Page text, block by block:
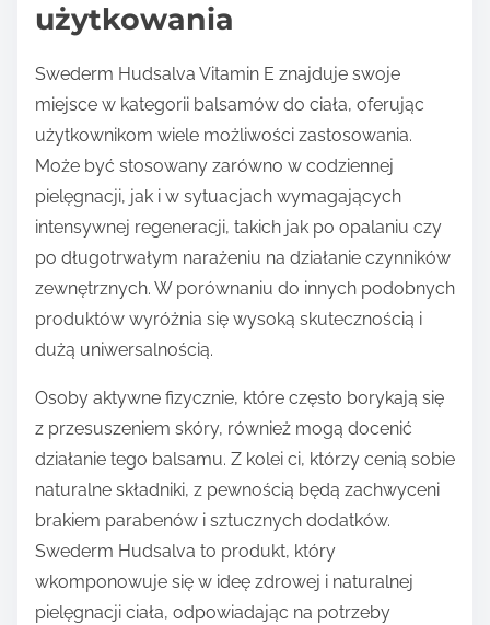
użytkowania
Swederm Hudsalva Vitamin E znajduje swoje
miejsce w kategorii balsamów do ciała, oferując
użytkownikom wiele możliwości zastosowania.
Może być stosowany zarówno w codziennej
pielęgnacji, jak i w sytuacjach wymagających
intensywnej regeneracji, takich jak po opalaniu czy
po długotrwałym narażeniu na działanie czynników
zewnętrznych. W porównaniu do innych podobnych
produktów wyróżnia się wysoką skutecznością i
dużą uniwersalnością.
Osoby aktywne fizycznie, które często borykają się
z przesuszeniem skóry, również mogą docenić
działanie tego balsamu. Z kolei ci, którzy cenią sobie
naturalne składniki, z pewnością będą zachwyceni
brakiem parabenów i sztucznych dodatków.
Swederm Hudsalva to produkt, który
wkomponowuje się w ideę zdrowej i naturalnej
pielęgnacji ciała, odpowiadając na potrzeby